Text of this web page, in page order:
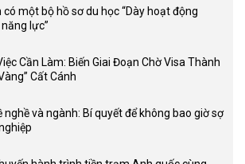
một bộ hồ sơ du học “Dày hoạt động
lực”
Cần Làm: Biến Giai Đoạn Chờ Visa Thành
Cất Cánh
nghề và ngành: Bí quyết để không bao giờ sợ